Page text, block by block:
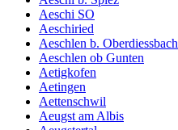
Aeschi SO
Aeschiried
Aeschlen b. Oberdiessbach
Aeschlen ob Gunten
Aetigkofen
Aetingen
Aettenschwil
Aeugst am Albis